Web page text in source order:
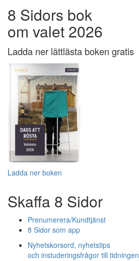
8 Sidors bok
om valet 2026
Ladda ner lättlästa boken gratis
Ladda ner boken
Skaffa 8 Sidor
Prenumerera/Kundtjänst
8 Sidor som app
Nyhetskorsord, nyhetstips
och instuderingsfrågor till tidningen